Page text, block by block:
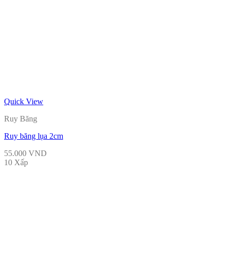
Quick View
Ruy Băng
Ruy băng lụa 2cm
55.000 VND
10 Xấp